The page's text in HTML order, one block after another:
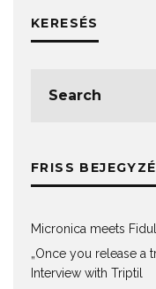
KERESÉS
FRISS
Micronica meets
„Once you release a
Interview with Triptil